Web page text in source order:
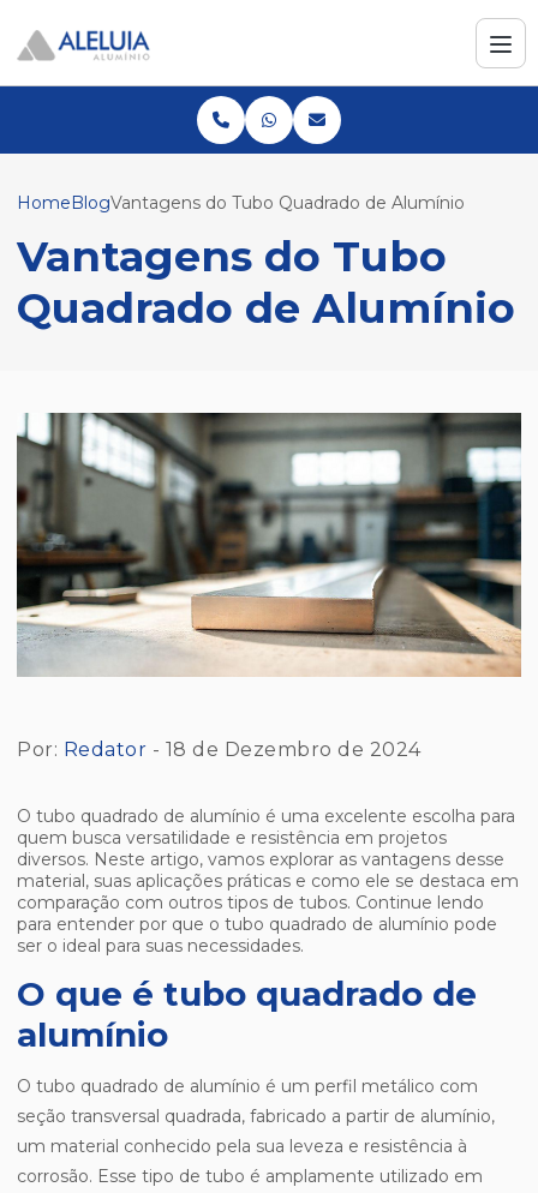
HomeBlogVantagens do Tubo Quadrado de Alumínio
Vantagens do Tubo
Quadrado de Alumínio
Por: Redator - 18 de Dezembro de 2024
O tubo quadrado de alumínio é uma excelente escolha para
quem busca versatilidade e resistência em projetos
diversos. Neste artigo, vamos explorar as vantagens desse
material, suas aplicações práticas e como ele se destaca em
comparação com outros tipos de tubos. Continue lendo
para entender por que o tubo quadrado de alumínio pode
ser o ideal para suas necessidades.
O que é tubo quadrado de
alumínio
O tubo quadrado de alumínio é um perfil metálico com
seção transversal quadrada, fabricado a partir de alumínio,
um material conhecido pela sua leveza e resistência à
corrosão. Esse tipo de tubo é amplamente utilizado em